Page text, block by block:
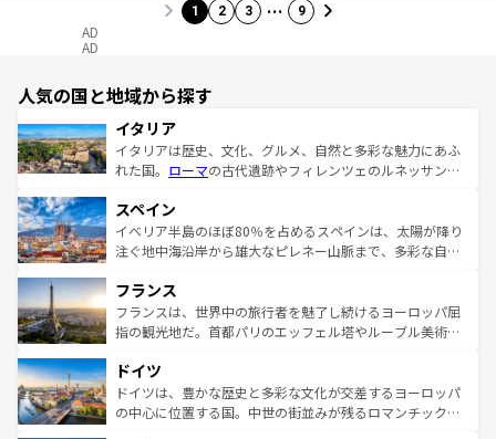
1 2 3 9
AD
AD
人気の国と地域から探す
イタリア
イタリアは歴史、文化、グルメ、自然と多彩な魅力にあふ
れた国。 ローマの古代遺跡やフィレンツェのルネッサンス
ろん、トスカーナの美しい田園風景やアマルフィ海岸の絶
景など、自然景観も見逃せない。観光の合間には、本場の
ピザやパスタなど、絶品のイタリア料理を堪能することも
ませてくれるイタリアで、忘れられない旅をしてみよう！
なお、新着のイタリア情報はコンテンツ一覧 を参照してほ
しい。
スペイン
イベリア半島のほぼ80％を占めるスペインは、太陽が降り
注ぐ地中海沿岸から雄大なピレネー山脈まで、多彩な自然
文化が根付くこの国では、情熱的なフラメンコ、熱気あふ
れる闘牛、そして美味しいタパスが生活の一部となってい
る。首都マドリードの洗練された雰囲気や、バルセロナの
の城塞都市、穏やかなビーチリゾートまで多彩な表情を見
せる。地方によって風土や気候が異なるスペインはその個
性で訪れる人を魅了する。 なお、新着のスペイン情報はコ
フランス
フランスは、世界中の旅行者を魅了し続けるヨーロッパ屈
指の観光地だ。首都パリのエッフェル塔やルーブル美術館
で、幅広い魅力が詰まっている。華麗な宮殿、歴史的な大
聖堂、美しいビーチ、そして豊かな自然が、訪れる者を心
から魅了する。また、フランスは美食の国としても知ら
ドイツ
ドイツは、豊かな歴史と多彩な文化が交差するヨーロッパ
の中心に位置する国。中世の街並みが残るロマンチック街